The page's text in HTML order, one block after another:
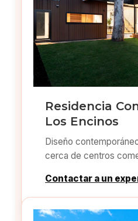
Residencia
Los Encinos
Diseño
cerca de centros
Contactar a un